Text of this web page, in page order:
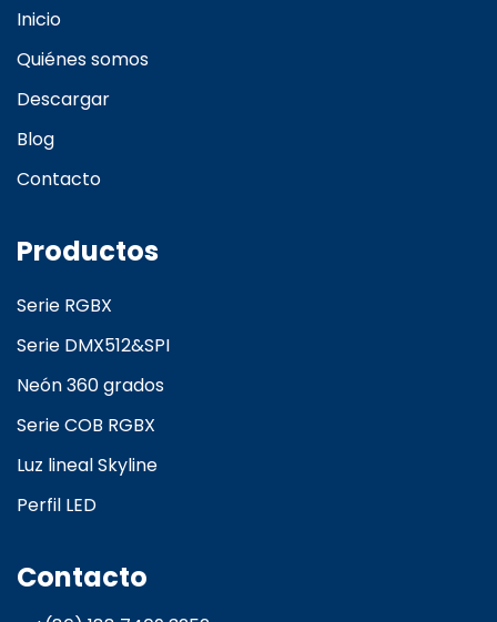
Inicio
Quiénes somos
Descargar
Blog
Contacto
Productos
Serie RGBX
Serie DMX512&SPI
Neón 360 grados
Serie COB RGBX
Luz lineal Skyline
Perfil LED
Contacto